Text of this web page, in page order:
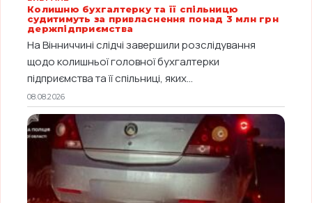
Колишню бухгалтерку та її спільницю
судитимуть за привласнення понад 3 млн грн
держпідприємства
На Вінниччині слідчі завершили розслідування
щодо колишньої головної бухгалтерки
підприємства та її спільниці, яких...
08.08.2026